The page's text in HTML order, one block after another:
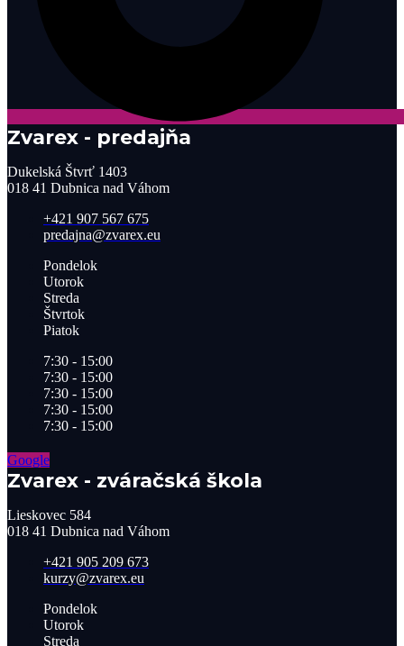
Zvarex - predajňa
Dukelská Štvrť 1403
018 41 Dubnica nad Váhom
+421 907 567 675
predajna@zvarex.eu
Pondelok
Utorok
Streda
Štvrtok
Piatok
7:30 - 15:00
7:30 - 15:00
7:30 - 15:00
7:30 - 15:00
7:30 - 15:00
Google
Zvarex - zváračská škola
Lieskovec 584
018 41 Dubnica nad Váhom​
+421 905 209 673​
kurzy@zvarex.eu
Pondelok
Utorok
Streda